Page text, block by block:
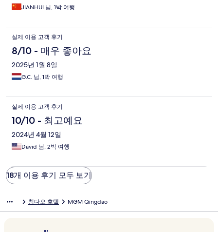
JIANHUI 님, 1박 여행
실제 이용 고객 후기
8/10 - 매우 좋아요
2025년 1월 8일
G.C. 님, 1박 여행
실제 이용 고객 후기
10/10 - 최고예요
2024년 4월 12일
David 님, 2박 여행
18개 이용 후기 모두 보기
칭다오 호텔 MGM Qingdao